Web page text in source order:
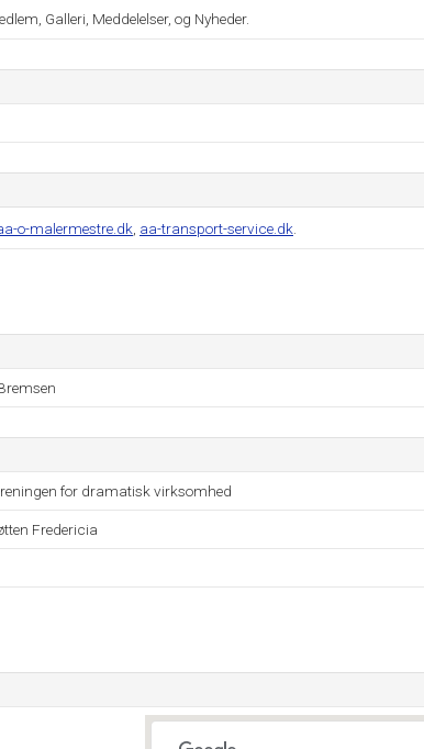
Galleri, Meddelelser, og Nyheder.
o-malermestre.dk aa-transport-service.dk
for dramatisk virksomhed
Fredericia